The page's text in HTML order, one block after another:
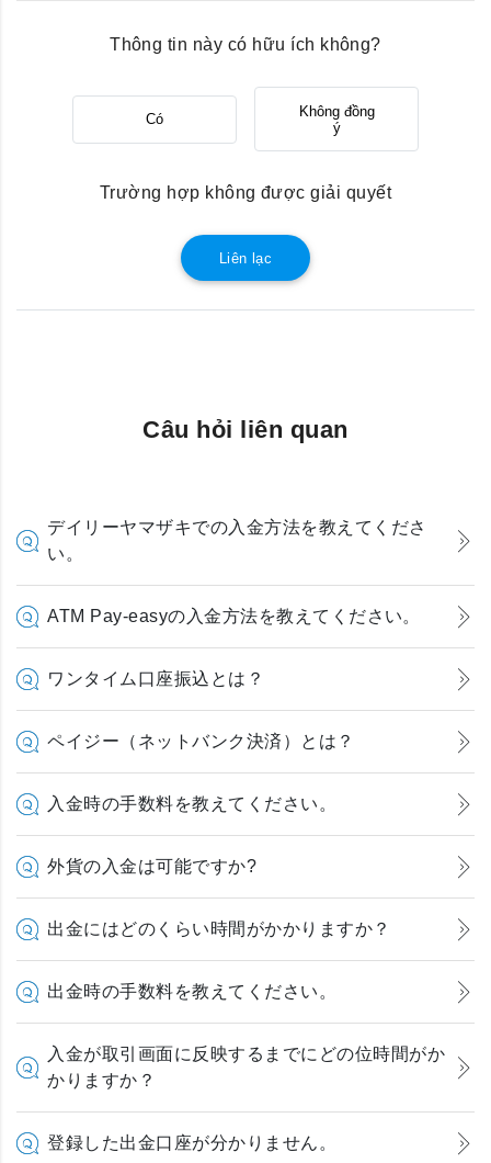
Thông tin này có hữu ích không?
Có
Không đồng
ý
Trường hợp không được giải quyết
Liên lạc
Câu hỏi liên quan
デイリーヤマザキでの入金方法を教えてくださ
い。
ATM Pay-easyの入金方法を教えてください。
ワンタイム口座振込とは？
ペイジー（ネットバンク決済）とは？
入金時の手数料を教えてください。
外貨の入金は可能ですか?
出金にはどのくらい時間がかかりますか？
出金時の手数料を教えてください。
入金が取引画面に反映するまでにどの位時間がか
かりますか？
登録した出金口座が分かりません。